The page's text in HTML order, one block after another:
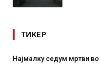
ТИКЕР
Најмалку седум мртви